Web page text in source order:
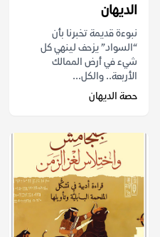
الديهان
نبوءة قديمة تخبرنا بأن
“السواد” يزحف لينهي كل
شيء في أرض الممالك
الأربعة.. والكل...
حصة الديهان